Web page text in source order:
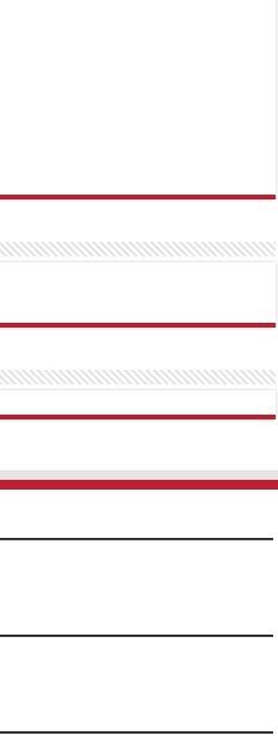
TipobetMatadorbetMariobet